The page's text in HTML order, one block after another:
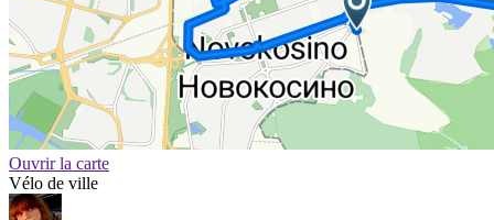
Ouvrir la carte
Vélo de ville